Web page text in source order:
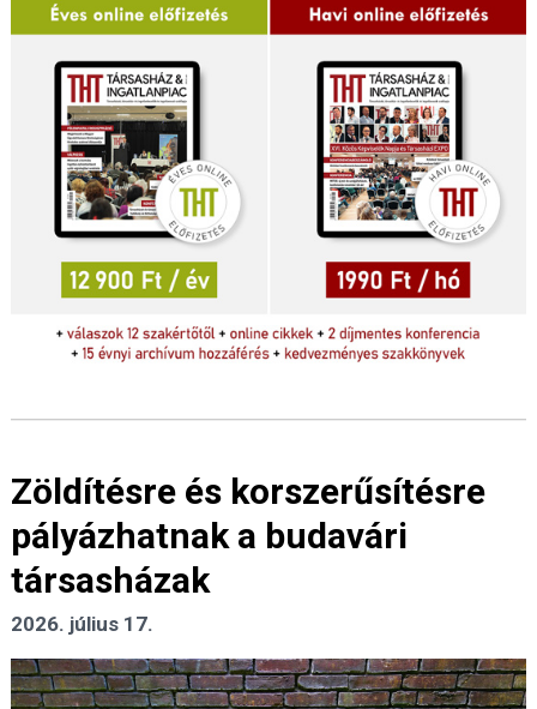
Zöldítésre és korszerűsítésre
pályázhatnak a budavári
társasházak
2026. július 17.